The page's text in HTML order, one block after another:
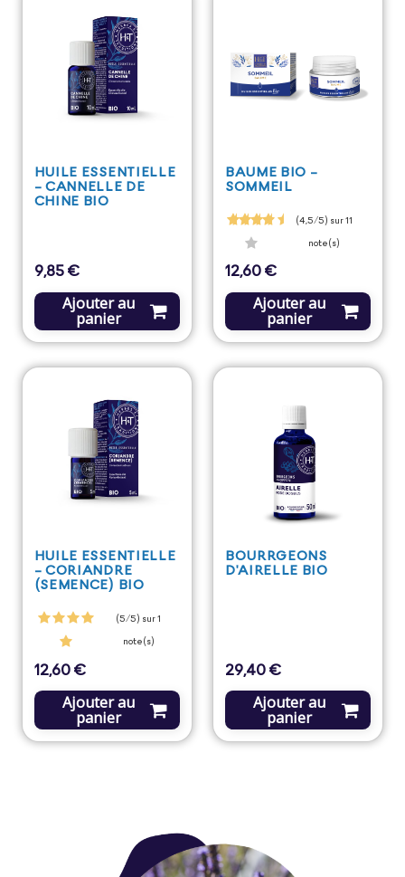
HUILE ESSENTIELLE
- CANNELLE DE
CHINE BIO
Prix
9,85 €
Ajouter au
panier
BAUME BIO -
SOMMEIL
(4,5/5) sur 11
note(s)
Prix
12,60 €
Ajouter au
panier
HUILE ESSENTIELLE
- CORIANDRE
(SEMENCE) BIO
(5/5) sur 1
note(s)
Prix
12,60 €
Ajouter au
panier
BOURRGEONS
D'AIRELLE BIO
Prix
29,40 €
Ajouter au
panier